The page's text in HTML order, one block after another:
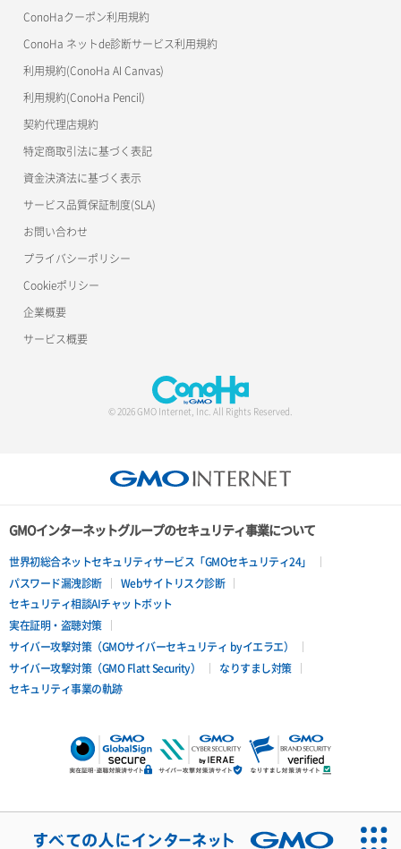
ConoHaクーポン利用規約
ConoHa ネットde診断サービス利用規約
利用規約(ConoHa AI Canvas)
利用規約(ConoHa Pencil)
契約代理店規約
特定商取引法に基づく表記
資金決済法に基づく表示
サービス品質保証制度(SLA)
お問い合わせ
プライバシーポリシー
Cookieポリシー
企業概要
サービス概要
© 2026 GMO Internet, Inc. All Rights Reserved.
GMOインターネットグループのセキュリティ事業について
世界初総合ネットセキュリティサービス「GMOセキュリティ24」
パスワード漏洩診断
Webサイトリスク診断
セキュリティ相談AIチャットボット
実在証明・盗聴対策
サイバー攻撃対策（GMOサイバーセキュリティ byイエラエ）
サイバー攻撃対策（GMO Flatt Security）
なりすまし対策
セキュリティ事業の軌跡